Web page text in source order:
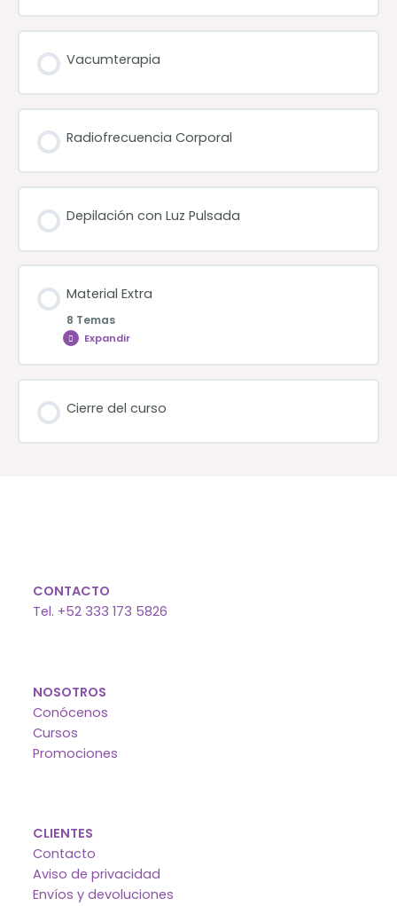
Vacumterapia
Radiofrecuencia Corporal
Depilación con Luz Pulsada
Material Extra
8 Temas
Expandir
Material
Cierre del curso
CONTACTO
Tel. +52 333 173 5826
NOSOTROS
Conócenos
Cursos
Promociones
CLIENTES
Contacto
Aviso de privacidad
Envíos y devoluciones